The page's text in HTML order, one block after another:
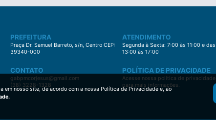
PREFEITURA
Praça Dr. Samuel Barreto, s/n, Centro CEP:
39340-000
ATENDIMENTO
Segunda à Sexta: 7:00 às 11:00 e das
13:00 às 17:00
CONTATO
gabpmcorjesus@gmail.com
(38) 3228-1328
POLÍTICA DE PRIVACIDADE
Acesse nossa política de privacidade
para mais informações.
nosso site, de acordo com a nossa Política de Privacidade e, ao